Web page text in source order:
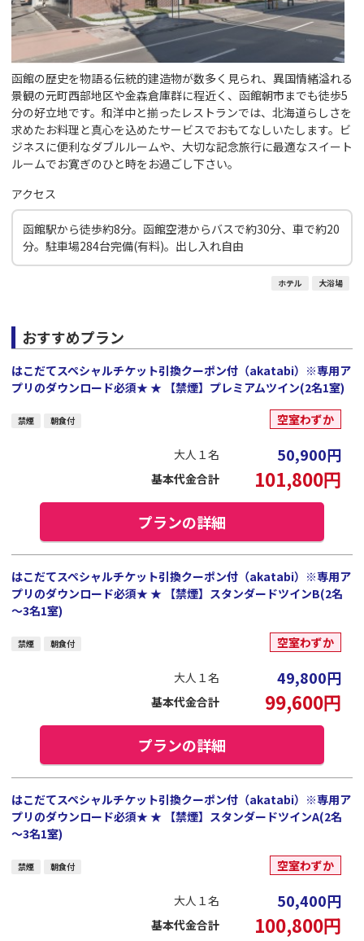
函館の歴史を物語る伝統的建造物が数多く見られ、異国情緒溢れる
景観の元町西部地区や金森倉庫群に程近く、函館朝市までも徒歩5
分の好立地です。和洋中と揃ったレストランでは、北海道らしさを
求めたお料理と真心を込めたサービスでおもてなしいたします。ビ
ジネスに便利なダブルルームや、大切な記念旅行に最適なスイート
ルームでお寛ぎのひと時をお過ごし下さい。
アクセス
函館駅から徒歩約8分。函館空港からバスで約30分、車で約20
分。駐車場284台完備(有料)。出し入れ自由
ホテル 大浴場
おすすめプラン
はこだてスペシャルチケット引換クーポン付（akatabi）※専用ア
プリのダウンロード必須★ ★ 【禁煙】プレミアムツイン(2名1室)
禁煙 朝食付 空室わずか
大人１名 50,900円
基本代金合計 101,800円
プランの詳細
はこだてスペシャルチケット引換クーポン付（akatabi）※専用ア
プリのダウンロード必須★ ★ 【禁煙】スタンダードツインB(2名
～3名1室)
禁煙 朝食付 空室わずか
大人１名 49,800円
基本代金合計 99,600円
プランの詳細
はこだてスペシャルチケット引換クーポン付（akatabi）※専用ア
プリのダウンロード必須★ ★ 【禁煙】スタンダードツインA(2名
～3名1室)
禁煙 朝食付 空室わずか
大人１名 50,400円
基本代金合計 100,800円